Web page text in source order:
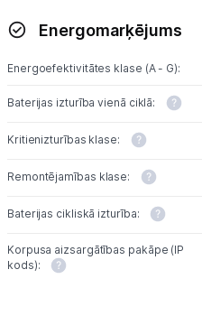
Energomarķējums
Energoefektivitātes klase (A - G):
Baterijas izturība vienā ciklā:
Kritienizturības klase:
Remontējamības klase:
Baterijas cikliskā izturība:
Korpusa aizsargātības pakāpe (IP
kods):